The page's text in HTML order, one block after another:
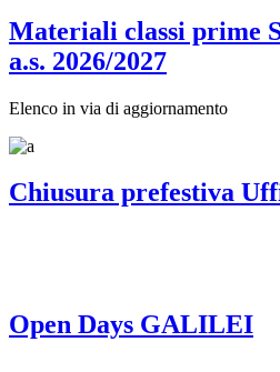
Materiali classi prime
a.s. 2026/2027
Elenco in via di aggiornamento
Chiusura prefestiva
Open Days GALILEI